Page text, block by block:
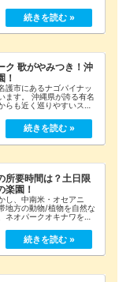
わかりにくかった;)から...
ク 歌がやみつき！沖
！
護市にあるナゴパイナッ
が誇る有名
らも近く巡りやすいスポ
も有！
所要時間は？土日限
楽園！
し、中南米・オセアニ
地方の動物/植物を自然な
ネオパークオキナワをご
おすすめのテーマパーク